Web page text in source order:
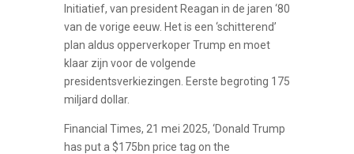
Initiatief, van president Reagan in de jaren ‘80
van de vorige eeuw. Het is een ‘schitterend’
plan aldus opperverkoper Trump en moet
klaar zijn voor de volgende
presidentsverkiezingen. Eerste begroting 175
miljard dollar.
Financial Times, 21 mei 2025, ‘Donald Trump
has put a $175bn price tag on the